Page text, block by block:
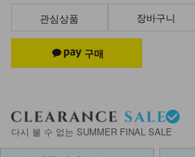
DM33-P-10/아트 비조 면 와이드팬츠
29,900
DM52-P-28/데니즈 버뮤다 팬츠_DY
26,900 19,900 26%
관심상품 장바구니
다시 볼 수 없는 SUMMER FINAL SALE